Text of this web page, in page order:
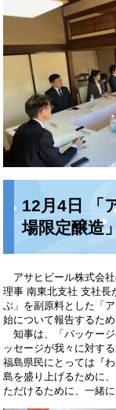
12月4日 「
場限定醸造
アサヒビール株式会
理事 南東北支社 支社長
ぶ」を副原料とした「
始について報告するた
知事は、「パッケー
ッセージが我々に対す
福島県民にとっては『
島を盛り上げるために
ただけるために、一緒